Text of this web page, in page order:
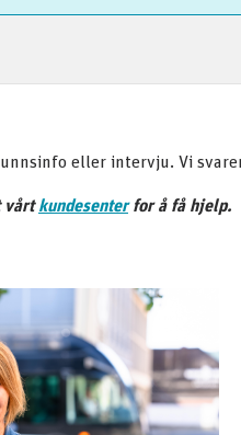
eller intervju. Vi
vårtkundesenterfor å få hjelp.